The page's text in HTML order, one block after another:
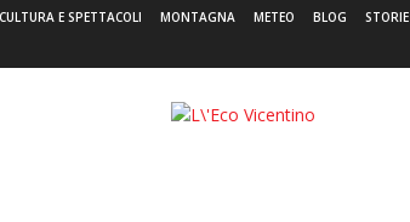
CULTURA E SPETTACOLI MONTAGNA METEO BLOG STORIE
L'Eco